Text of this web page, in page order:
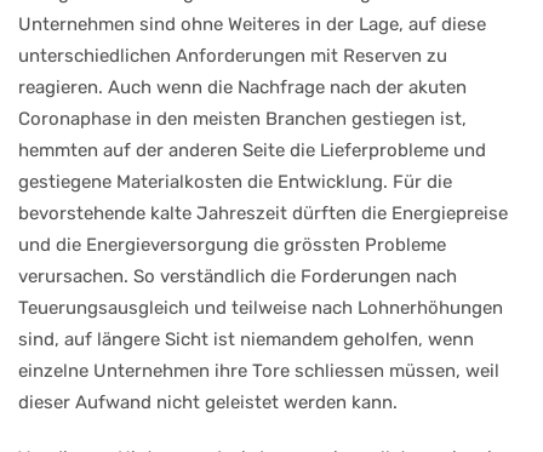
Unternehmen sind ohne Weiteres in der Lage, auf diese
unterschiedlichen Anforderungen mit Reserven zu
reagieren. Auch wenn die Nachfrage nach der akuten
Coronaphase in den meisten Branchen gestiegen ist,
hemmten auf der anderen Seite die Lieferprobleme und
gestiegene Materialkosten die Entwicklung. Für die
bevorstehende kalte Jahreszeit dürften die Energiepreise
und die Energieversorgung die grössten Probleme
verursachen. So verständlich die Forderungen nach
Teuerungsausgleich und teilweise nach Lohnerhöhungen
sind, auf längere Sicht ist niemandem geholfen, wenn
einzelne Unternehmen ihre Tore schliessen müssen, weil
dieser Aufwand nicht geleistet werden kann.